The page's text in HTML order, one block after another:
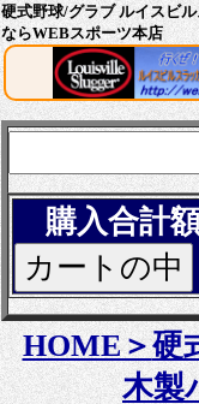
硬式野球/グラブ ルイスビ
ならWEBスポーツ本店
購入合計
HOME＞硬
木製